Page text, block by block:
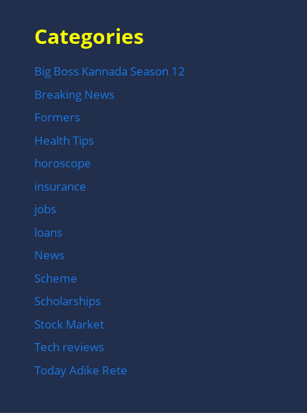
Categories
Big Boss Kannada Season 12
Breaking News
Formers
Health Tips
horoscope
insurance
jobs
loans
News
Scheme
Scholarships
Stock Market
Tech reviews
Today Adike Rete